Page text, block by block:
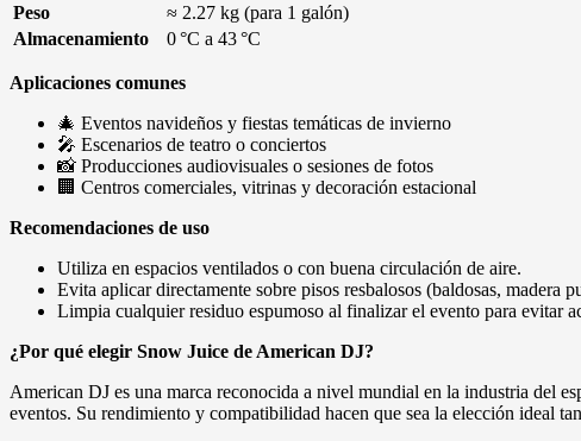
Peso
≈ 2.27 kg (para 1 galón)
Almacenamiento
0 °C a 43 °C
Aplicaciones comunes
🎄 Eventos navideños y fiestas temáticas de invierno
🎤 Escenarios de teatro o conciertos
📸 Producciones audiovisuales o sesiones de fotos
🏢 Centros comerciales, vitrinas y decoración estacional
Recomendaciones de uso
Utiliza en espacios ventilados o con buena circulación de aire.
Evita aplicar directamente sobre pisos resbalosos (baldosas, madera
Limpia cualquier residuo espumoso al finalizar el evento para evitar
¿Por qué elegir Snow Juice de American DJ?
American DJ es una marca reconocida a nivel mundial en la industria del
eventos. Su rendimiento y compatibilidad hacen que sea la elección ideal